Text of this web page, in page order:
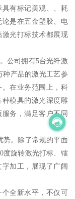
有标记美观、、耗
是在五金塑胶、电
光打标技术都展现
公司拥有5台光纤激
种产品的激光工艺参
在业务范围上，科
模具的激光深度雕
务，满足客户不同
势。除了常规的平面
度旋转激光打标、镭
加工，展现了广阔
全新水平，不仅可